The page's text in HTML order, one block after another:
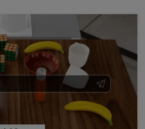
重塑机器人操控